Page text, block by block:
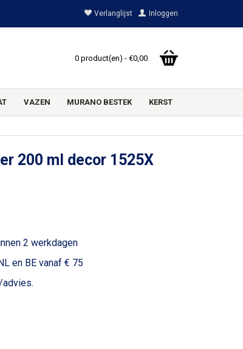
Verlanglijst Inloggen
0 product(en) - €0,00
VAZEN MURANO BESTEK KERST
200 ml decor 1525X
2 werkdagen
en BE vanaf € 75